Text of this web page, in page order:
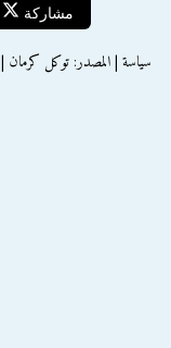
مشاركة
سياسة | المصدر: توكل كرمان | تاريخ